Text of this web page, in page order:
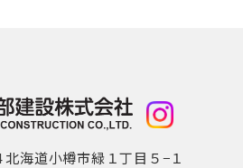
北海道小樽市緑１丁目５−１